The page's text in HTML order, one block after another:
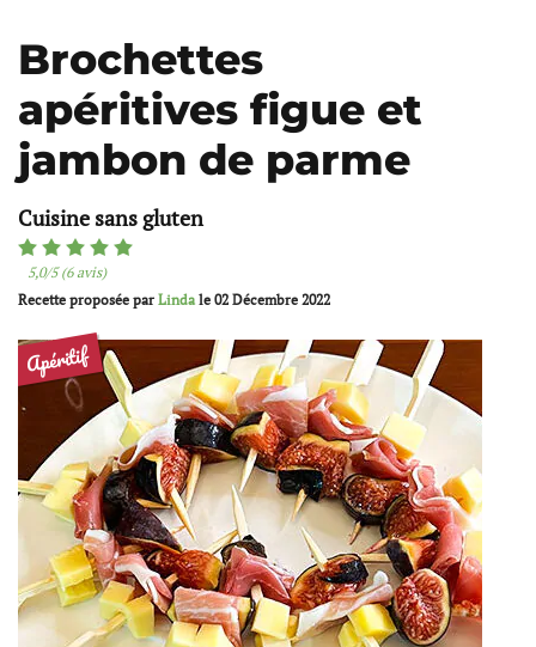
Brochettes
apéritives figue et
jambon de parme
Cuisine sans gluten
5,0/5 (6 avis)
Recette proposée par Linda le 02 Décembre 2022
Apéritif